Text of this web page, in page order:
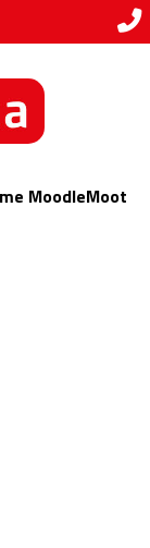
MoodleMoot